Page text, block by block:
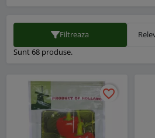
Sunt 68 produse.
Filtreaza
favorite_border
favorite_border